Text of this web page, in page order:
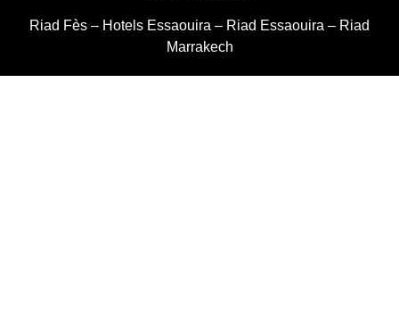
Riad Fès – Hotels Essaouira – Riad Essaouira – Riad
Marrakech